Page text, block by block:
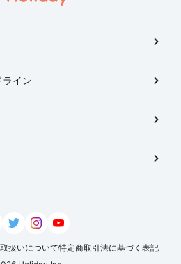
イン
扱いについて特定商取引法に基づく表記